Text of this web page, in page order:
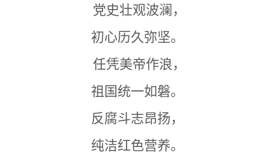
党史壮观波澜，
初心历久弥坚。
任凭美帝作浪，
祖国统一如磐。
反腐斗志昂扬，
纯洁红色营养。